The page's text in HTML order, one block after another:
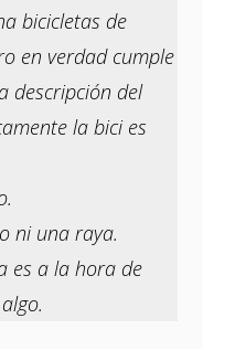
bicicletas de
en verdad cumple
descripción del
la bici es
ni una raya.
es a la hora de